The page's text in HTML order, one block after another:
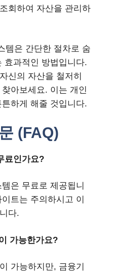
회하여 자산을 관리하
템은 간단한 절차로 숨
효과적인 방법입니다.
신의 자산을 철저히
아보세요. 이는 개인
하게 해줄 것입니다.
(FAQ)
료인가요?
은 무료로 제공됩니
트는 주의하시고 이
다.
가능한가요?
가능하지만, 금융기